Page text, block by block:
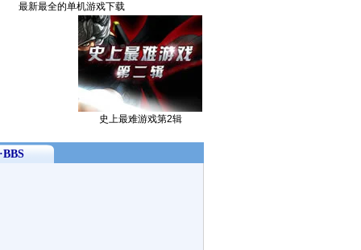
最新最全的单机游戏下载
史上最难游戏第2辑